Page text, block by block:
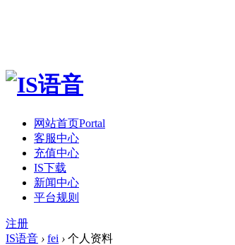
网站首页Portal
客服中心
充值中心
IS下载
新闻中心
平台规则
注册
IS语音 › fei › 个人资料